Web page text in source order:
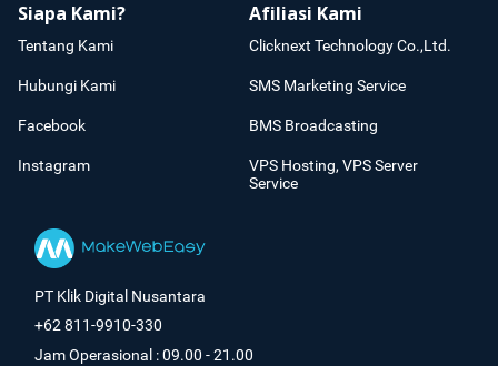
Siapa Kami?
Tentang Kami
Hubungi Kami
Facebook
Instagram
Afiliasi Kami
Clicknext Technology Co.,Ltd.
SMS Marketing Service
BMS Broadcasting
VPS Hosting, VPS Server
Service
PT Klik Digital Nusantara
+62 811-9910-330
Jam Operasional : 09.00 - 21.00